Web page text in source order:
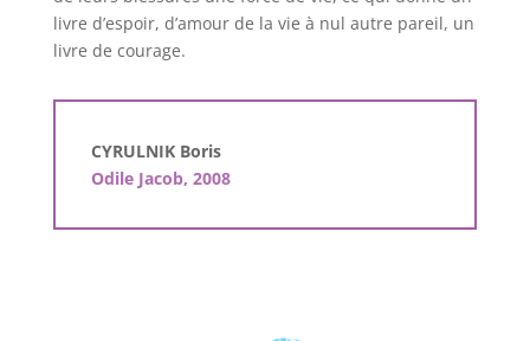
livre d’espoir, d’amour de la vie à nul autre pareil, un
livre de courage.
CYRULNIK Boris
Odile Jacob, 2008